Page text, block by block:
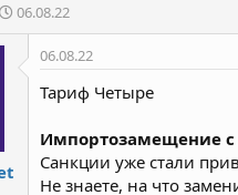
Д
а
а
06.08.22
06.08.22
Тариф Четыре
Импортозамещение с
Санкции уже стали
Не знаете, на что